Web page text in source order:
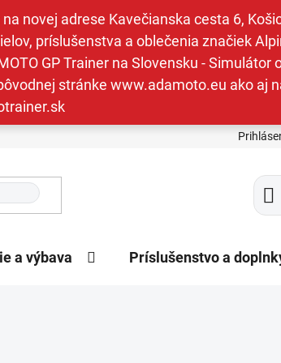
novej adrese Kavečianska cesta 6,
príslušenstva a oblečenia značiek
GP Trainer na Slovensku - Simulátor
stránke www.adamoto.eu ako aj
a výbava Príslušenstvo a